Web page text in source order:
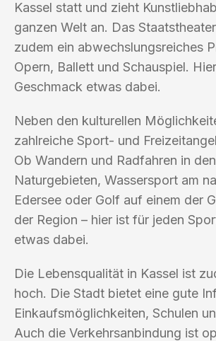
Kassel statt und zieht
ganzen Welt an. Das
zudem ein abwechslungsreiches
Opern, Ballett und Schauspiel.
Geschmack etwas dabei.
Neben den kulturellen
zahlreiche Sport- und
Ob Wandern und Radfahren in
Naturgebieten, Wassersport am
Edersee oder Golf auf einem der
der Region – hier ist für jeden
etwas dabei.
Die Lebensqualität in Kassel ist
hoch. Die Stadt bietet eine gute
Einkaufsmöglichkeiten, Schulen
Auch die Verkehrsanbindung ist